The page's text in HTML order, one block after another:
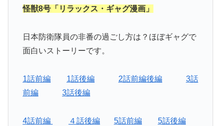
怪獣8号「リラックス・ギャグ漫画」
日本防衛隊員の非番の過ごし方は？ほぼギャグで
面白いストーリーです。
1話前編 1話後編 2話前編後編
3話
前編
3話後編
4話前編 ４話後編 5話前編 5話後編